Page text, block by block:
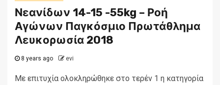
Νεανίδων 14-15 -55kg – Ροή
Αγώνων Παγκόσμιο Πρωτάθλημα
Λευκορωσία 2018
8 years ago evi
Με επιτυχία ολοκληρώθηκε στο τερέν 1 η κατηγορία